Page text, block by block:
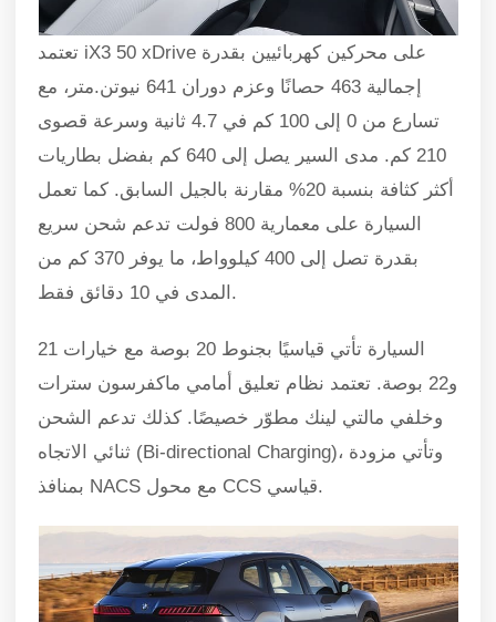
تعتمد iX3 50 xDrive على محركين كهربائيين بقدرة
إجمالية 463 حصانًا وعزم دوران 641 نيوتن.متر، مع
تسارع من 0 إلى 100 كم في 4.7 ثانية وسرعة قصوى
210 كم. مدى السير يصل إلى 640 كم بفضل بطاريات
أكثر كثافة بنسبة 20% مقارنة بالجيل السابق. كما تعمل
السيارة على معمارية 800 فولت تدعم شحن سريع
بقدرة تصل إلى 400 كيلوواط، ما يوفر 370 كم من
المدى في 10 دقائق فقط.
السيارة تأتي قياسيًا بجنوط 20 بوصة مع خيارات 21
و22 بوصة. تعتمد نظام تعليق أمامي ماكفرسون سترات
وخلفي مالتي لينك مطوّر خصيصًا. كذلك تدعم الشحن
ثنائي الاتجاه (Bi-directional Charging)، وتأتي مزودة
بمنافذ NACS مع محول CCS قياسي.